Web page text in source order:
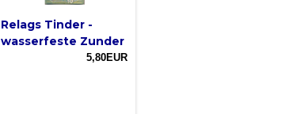
Relags Tinder -
wasserfeste Zunder
5,80EUR